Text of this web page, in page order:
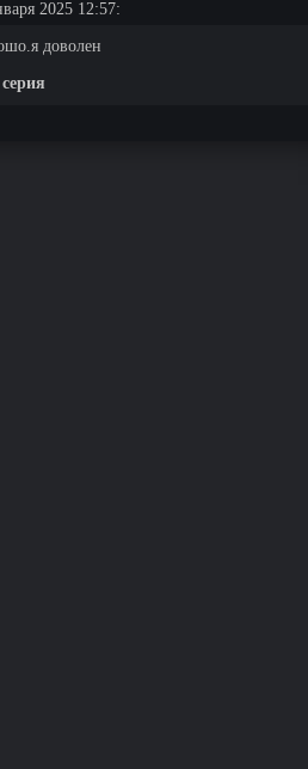
2025 12:57:
доволен